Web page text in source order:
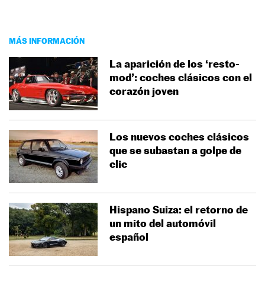
MÁS INFORMACIÓN
La aparición de los ‘resto-
mod’: coches clásicos con el
corazón joven
Los nuevos coches clásicos
que se subastan a golpe de
clic
Hispano Suiza: el retorno de
un mito del automóvil
español